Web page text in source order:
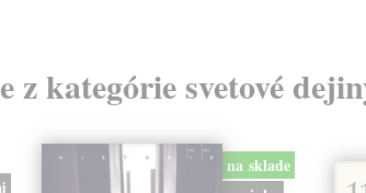
z kategórie svetové
na sklade